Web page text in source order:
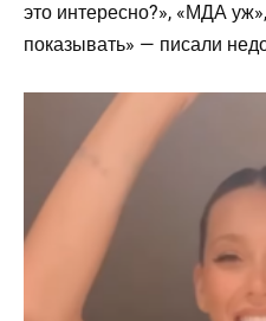
это интересно?», «МДА
показывать» — писали